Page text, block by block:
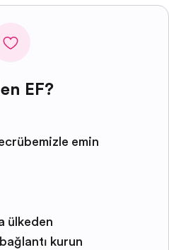
EF?
emin
ülkeden
kurun